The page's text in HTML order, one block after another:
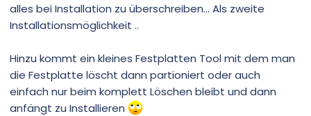
alles bei Installation zu überschreiben... Als zweite
Installationsmöglichkeit ..
Hinzu kommt ein kleines Festplatten Tool mit dem man
die Festplatte löscht dann partioniert oder auch
einfach nur beim komplett Löschen bleibt und dann
anfängt zu Installieren